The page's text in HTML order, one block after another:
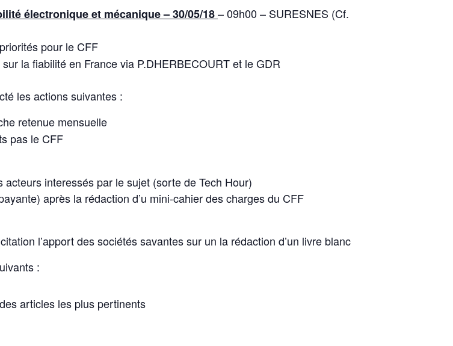
électronique et mécanique – 30/05/18– 09h00 – SURESNES (Cf.
pour le CFF
la fiabilité en France via P.DHERBECOURT et le GDR
les actions suivantes :
retenue mensuelle
pas le CFF
interessés par le sujet (sorte de Tech Hour)
après la rédaction d’u mini-cahier des charges du CFF
l’apport des sociétés savantes sur un la rédaction d’un livre blanc
:
articles les plus pertinents